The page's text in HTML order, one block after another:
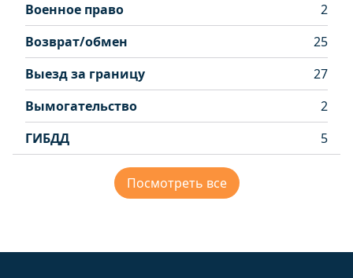
Военное право
2
Возврат/обмен
25
Выезд за границу
27
Вымогательство
2
ГИБДД
5
Посмотреть все